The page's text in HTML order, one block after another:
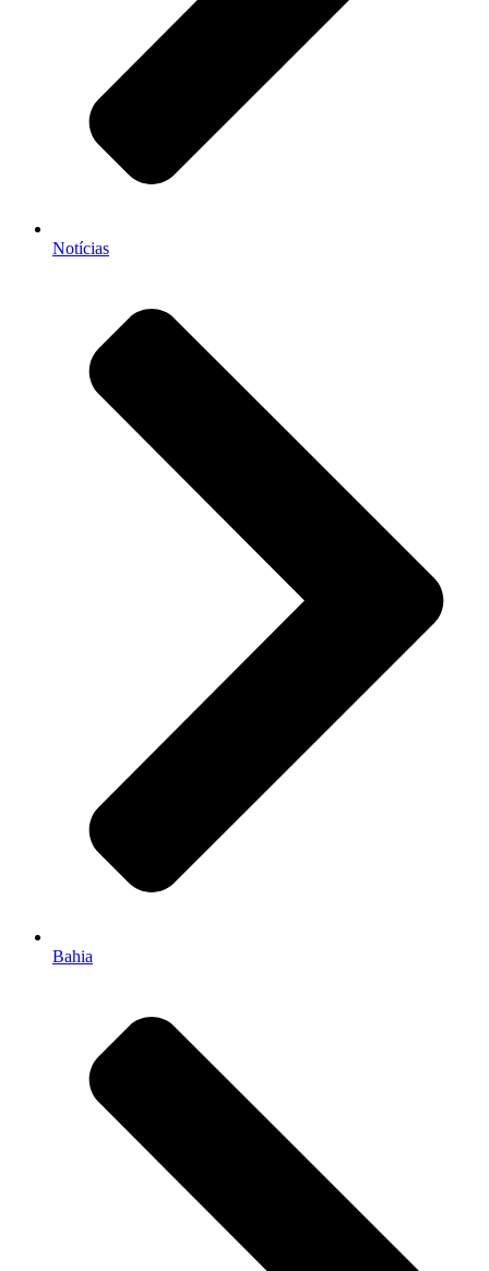
Notícias
Bahia